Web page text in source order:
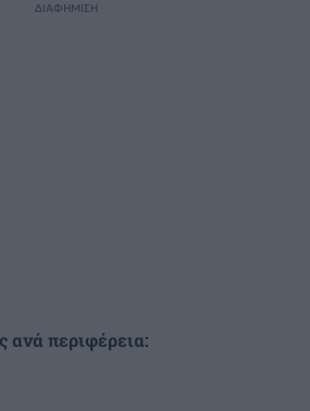
ΔΙΑΦΗΜΙΣΗ
ανά περιφέρεια: